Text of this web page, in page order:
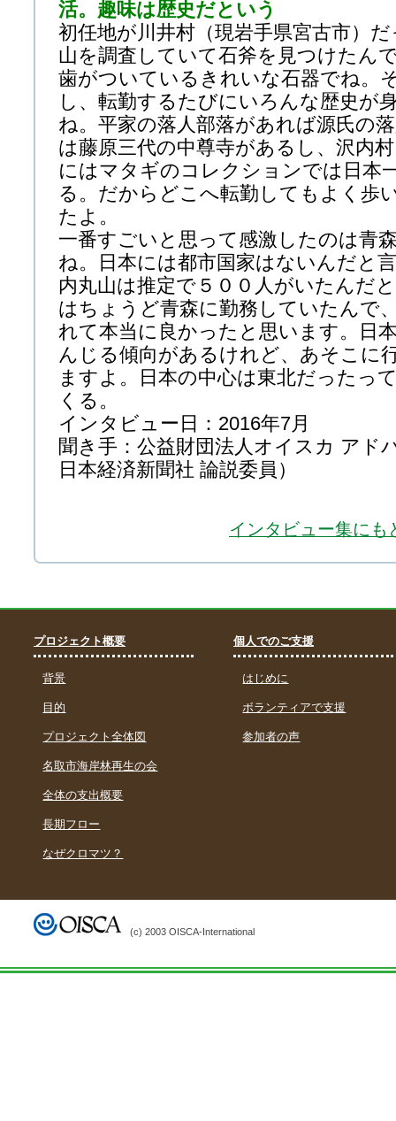
活。趣味は歴史だという
初任地が川井村（現岩手県宮古市）
山を調査していて石斧を見つけたん
歯がついているきれいな石器でね。
し、転勤するたびにいろんな歴史が
ね。平家の落人部落があれば源氏の
は藤原三代の中尊寺があるし、沢内
にはマタギのコレクションでは日本
る。だからどこへ転勤してもよく歩
たよ。
一番すごいと思って感激したのは青
ね。日本には都市国家はないんだと
内丸山は推定で５００人がいたんだ
はちょうど青森に勤務していたんで
れて本当に良かったと思います。日
んじる傾向があるけれど、あそこに
ますよ。日本の中心は東北だったっ
くる。
インタビュー日：2016年7月
聞き手：公益財団法人オイスカ ア
日本経済新聞社 論説委員）
インタビュー集にも
プロジェクト概要
背景
目的
プロジェクト全体図
名取市海岸林再生の会
全体の支出概要
長期フロー
なぜクロマツ？
個人でのご支援
はじめに
ボランティアで支援
参加者の声
(c) 2003 OISCA-International